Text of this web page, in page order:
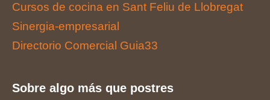
Cursos de cocina en Sant Feliu de Llobregat
Sinergia-empresarial
Directorio Comercial Guia33
Sobre algo más que postres